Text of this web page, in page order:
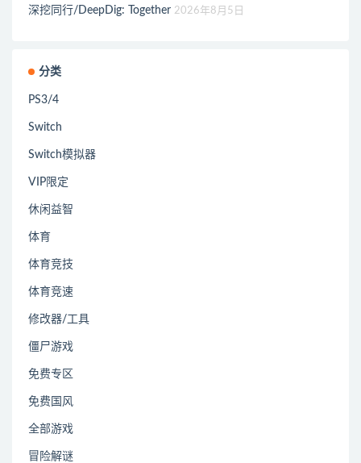
深挖同行/DeepDig: Together 2026年8月5日
分类
PS3/4
Switch
Switch模拟器
VIP限定
休闲益智
体育
体育竞技
体育竞速
修改器/工具
僵尸游戏
免费专区
免费国风
全部游戏
冒险解谜